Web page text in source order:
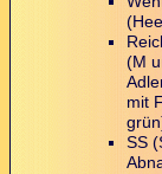
(M
mit
SS (